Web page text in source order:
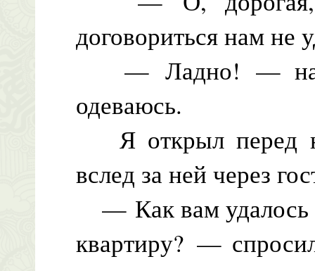
договориться нам не
— Ладно! —
одеваюсь.
Я открыл перед
вслед за ней через
— Как вам удалось
квартиру? —